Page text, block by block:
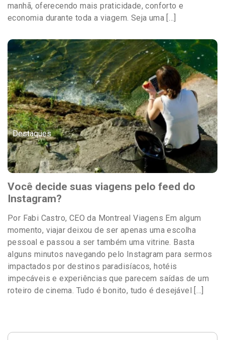
manhã, oferecendo mais praticidade, conforto e
economia durante toda a viagem. Seja uma […]
Destaques
Você decide suas viagens pelo feed do
Instagram?
Por Fabi Castro, CEO da Montreal Viagens Em algum
momento, viajar deixou de ser apenas uma escolha
pessoal e passou a ser também uma vitrine. Basta
alguns minutos navegando pelo Instagram para sermos
impactados por destinos paradisíacos, hotéis
impecáveis e experiências que parecem saídas de um
roteiro de cinema. Tudo é bonito, tudo é desejável […]